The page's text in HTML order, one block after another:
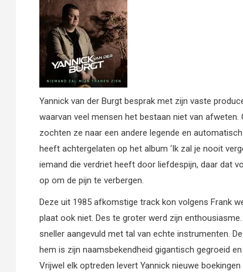
Yannick van der Burgt besprak met zijn vaste
waarvan veel mensen het bestaan niet van
zochten ze naar een andere legende en
heeft achtergelaten op het album ‘Ik zal je nooit
iemand die verdriet heeft door liefdespijn, daar dat
op om de pijn te verbergen.
Deze uit 1985 afkomstige track kon volgens Frank
plaat ook niet. Des te groter werd zijn
sneller aangevuld met tal van echte instrumenten.
hem is zijn naamsbekendheid gigantisch gegroeid
Vrijwel elk optreden levert Yannick nieuwe